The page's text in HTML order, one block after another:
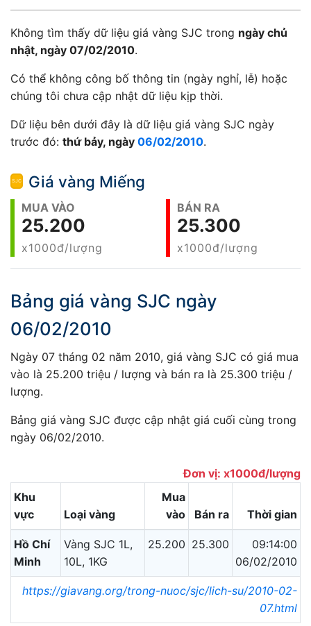
Không tìm thấy dữ liệu giá vàng SJC trong ngày chủ
nhật, ngày 07/02/2010.
Có thể không công bố thông tin (ngày nghỉ, lễ) hoặc
chúng tôi chưa cập nhật dữ liệu kịp thời.
Dữ liệu bên dưới đây là dữ liệu giá vàng SJC ngày
trước đó: thứ bảy, ngày 06/02/2010.
Giá vàng Miếng
MUA VÀO
25.200
x1000đ/lượng
BÁN RA
25.300
x1000đ/lượng
Bảng giá vàng SJC ngày
06/02/2010
Ngày 07 tháng 02 năm 2010, giá vàng SJC có giá mua
vào là 25.200 triệu / lượng và bán ra là 25.300 triệu /
lượng.
Bảng giá vàng SJC được cập nhật giá cuối cùng trong
ngày 06/02/2010.
Đơn vị: x1000đ/lượng
Khu
vực
Loại vàng
Mua
vào
Bán ra Thời gian
Hồ Chí
Minh
Vàng SJC 1L,
10L, 1KG
25.200 25.300
09:14:00
06/02/2010
https://giavang.org/trong-nuoc/sjc/lich-su/2010-02-
07.html